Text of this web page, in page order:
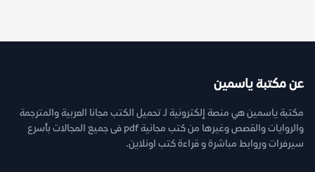
عن مكتبة ياسمين
مكتبة ياسمين هي منصة إلكترونية لـ تحميل الكتب مجانا العربية والمترجمة
والروايات والقصص وغيرها من كتب مجانية pdf فى جميع المجالات بأسرع
سيرفرات وروابط مباشرة و قراءة كتب اونلاين.